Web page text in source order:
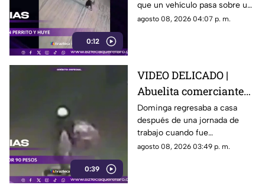
0:12
escapa
que un vehículo pasa sobre un
perro y continúa su camino sin
agosto 08, 2026 04:07 p. m.
0:39
VIDEO DELICADO |
Abuelita comerciante
es as3sin4da en Puebla
por 90 pesos
Dominga regresaba a casa
después de una jornada de
trabajo cuando fue
interceptada por un hombre
agosto 08, 2026 03:49 p. m.